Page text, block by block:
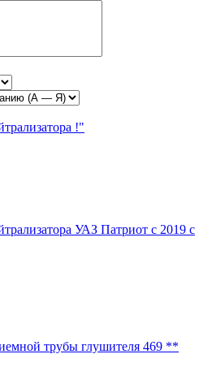
!"
УАЗ Патриот с 2019 с
трубы глушителя 469 **